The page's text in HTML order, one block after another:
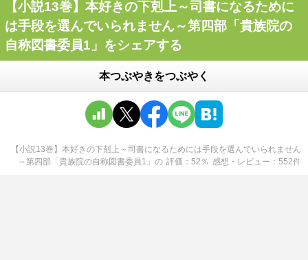
【小説13巻】本好きの下剋上～司書になるために
は手段を選んでいられません～第四部「貴族院の
自称図書委員1」をシェアする
本つぶやきをつぶやく
【小説13巻】本好きの下剋上～司書になるためには手段を選んでいられません
～第四部「貴族院の自称図書委員1」 の 評価 52 ％ 感想・レビュー 552件